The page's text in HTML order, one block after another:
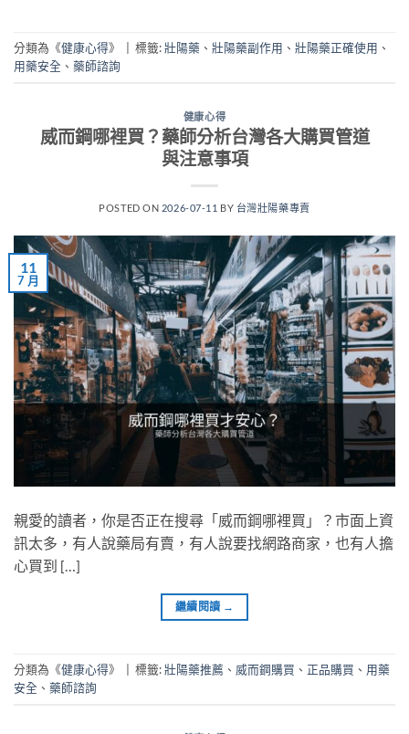
分類為《健康心得》 標籤:壯陽藥 、 壯陽藥副作用 、 壯陽藥正確使用 、
用藥安全 、 藥師諮詢
健康心得
威而鋼哪裡買？藥師分析台灣各大購買管道
與注意事項
POSTED ON 2026-07-11 BY 台灣壯陽藥專賣
11
7 月
親愛的讀者，你是否正在搜尋「威而鋼哪裡買」？市面上資
訊太多，有人說藥局有賣，有人說要找網路商家，也有人擔
心買到 […]
繼續閱讀 →
分類為《健康心得》 標籤:壯陽藥推薦 、 威而鋼購買 、 正品購買 、 用藥
安全 、 藥師諮詢